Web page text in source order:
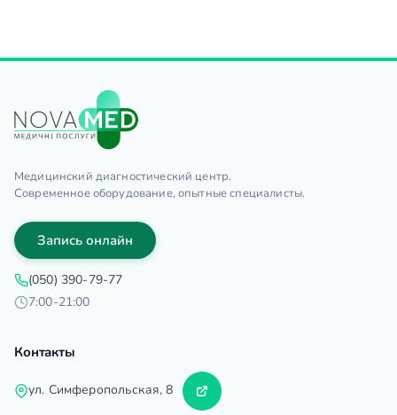
Медицинский диагностический центр.
Современное оборудование, опытные специалисты.
Запись онлайн
(050) 390-79-77
7:00-21:00
Контакты
ул. Симферопольская, 8